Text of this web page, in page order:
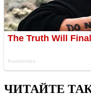
ЧИТАЙТЕ